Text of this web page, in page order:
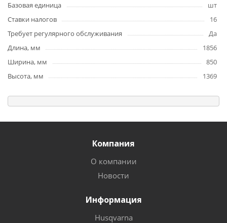
Базовая единица
шт
Ставки налогов
16
Требует регулярного обслуживания
Да
Длина, мм
1856
Ширина, мм
850
Высота, мм
1369
Компания
О компании
Новости
Информация
Husqvarna